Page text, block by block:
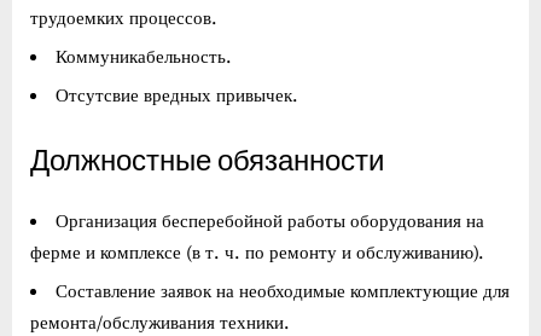
трудоемких процессов.
Коммуникабельность.
Отсутсвие вредных привычек.
Должностные обязанности
Организация бесперебойной работы оборудования на
ферме и комплексе (в т. ч. по ремонту и обслуживанию).
Составление заявок на необходимые комплектующие для
ремонта/обслуживания техники.